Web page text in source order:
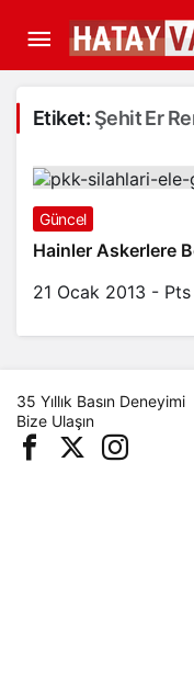
Etiket: Şehit Er
Güncel
Hainler
21 Ocak 2013 -
35 Yıllık Basın Deneyimi
Bize Ulaşın